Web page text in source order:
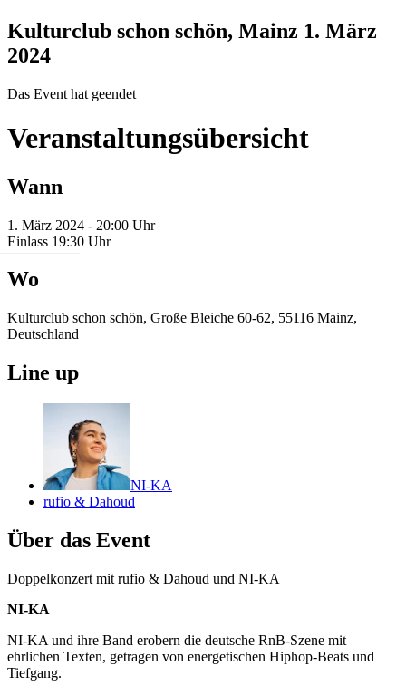
Kulturclub schon schön, Mainz 1. März
2024
Das Event hat geendet
Veranstaltungsübersicht
Wann
1. März 2024 - 20:00 Uhr
Einlass 19:30 Uhr
Wo
Kulturclub schon schön, Große Bleiche 60-62, 55116 Mainz,
Deutschland
Line up
NI-KA
rufio & Dahoud
Über das Event
Doppelkonzert mit rufio & Dahoud und NI-KA
NI-KA
NI-KA und ihre Band erobern die deutsche RnB-Szene mit
ehrlichen Texten, getragen von energetischen Hiphop-Beats und
Tiefgang.